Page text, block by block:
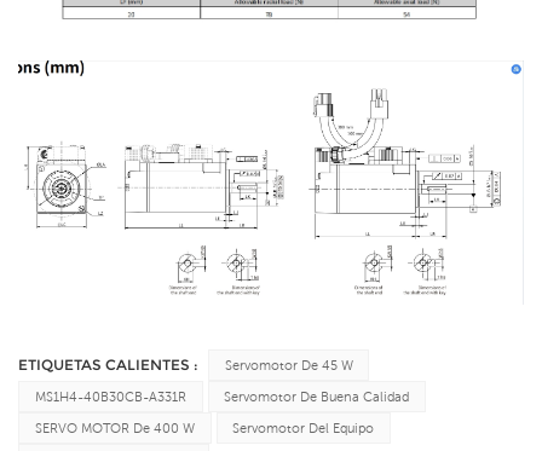
ETIQUETAS CALIENTES : Servomotor De 45 W
MS1H4-40B30CB-A331R Servomotor De Buena Calidad
SERVO MOTOR De 400 W Servomotor Del Equipo